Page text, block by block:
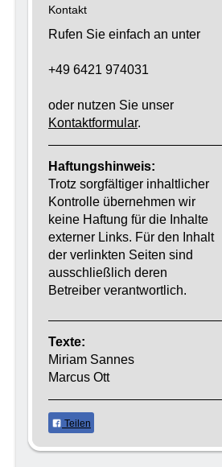
Kontakt
Rufen Sie einfach an unter
+49 6421 974031
oder nutzen Sie unser
Kontaktformular.
Haftungshinweis:
Trotz sorgfältiger inhaltlicher
Kontrolle übernehmen wir
keine Haftung für die Inhalte
externer Links. Für den Inhalt
der verlinkten Seiten sind
ausschließlich deren
Betreiber verantwortlich.
Texte:
Miriam Sannes
Marcus Ott
Teilen